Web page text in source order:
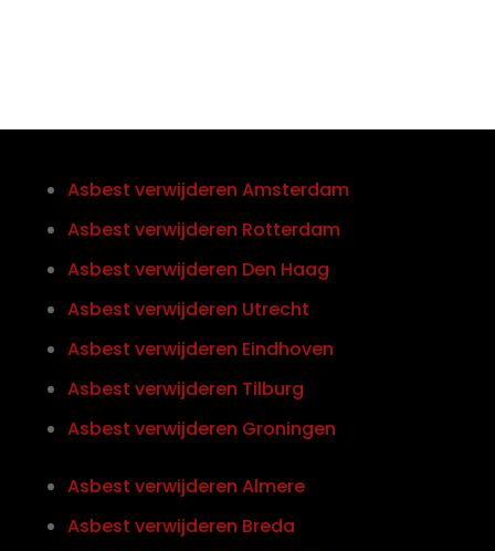
Asbest verwijderen Amsterdam
Asbest verwijderen Rotterdam
Asbest verwijderen Den Haag
Asbest verwijderen Utrecht
Asbest verwijderen Eindhoven
Asbest verwijderen Tilburg
Asbest verwijderen Groningen
Asbest verwijderen Almere
Asbest verwijderen Breda